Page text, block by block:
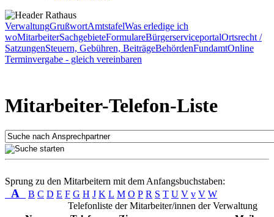
VerwaltungGrußwortAmtstafelWas erledige ich
woMitarbeiterSachgebieteFormulareBürgerserviceportalOrtsrecht /
SatzungenSteuern, Gebühren, BeiträgeBehördenFundamtOnline
Terminvergabe - gleich vereinbaren
Mitarbeiter-Telefon-Liste
Sprung zu den Mitarbeitern mit dem Anfangsbuchstaben:
A B C D E F G H J K L M O P R S T U V v V W
Telefonliste der Mitarbeiter/innen der Verwaltung